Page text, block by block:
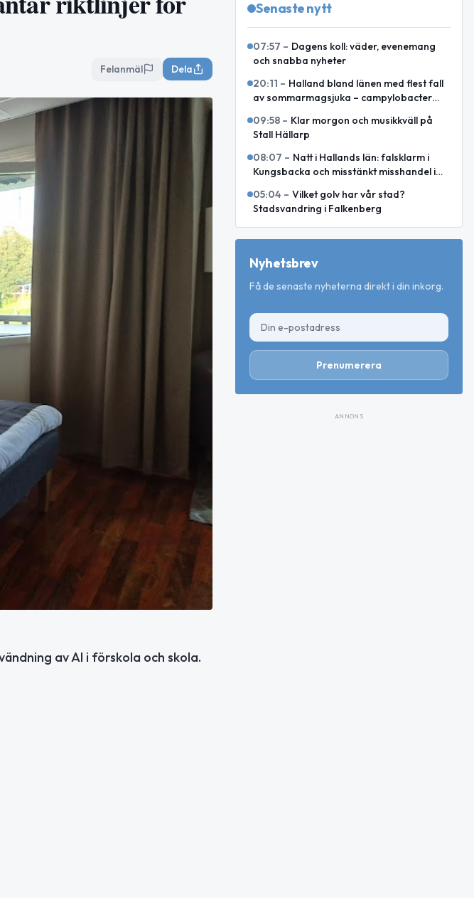
Felanmäl Dela
av AI i förskola och skola.
Senaste nytt
07:57 – Dagens koll: väder, evenemang
och snabba nyheter
20:11 – Halland bland länen med flest fall
av sommarmagsjuka – campylobacter
09:58 – Klar morgon och musikkväll på
Stall Hällarp
08:07 – Natt i Hallands län: falsklarm i
Kungsbacka och misstänkt misshandel i
05:04 – Vilket golv har vår stad?
Stadsvandring i Falkenberg
Nyhetsbrev
Få de senaste nyheterna direkt i din inkorg.
Prenumerera
ANNONS